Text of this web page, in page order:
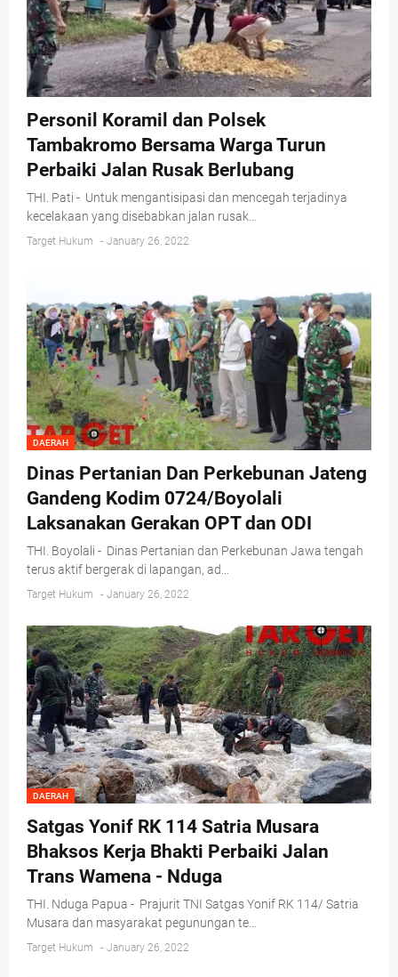
Personil Koramil dan Polsek
Tambakromo Bersama Warga Turun
Perbaiki Jalan Rusak Berlubang
THI. Pati - Untuk mengantisipasi dan mencegah terjadinya
kecelakaan yang disebabkan jalan rusak…
Target Hukum - January 26, 2022
DAERAH
Dinas Pertanian Dan Perkebunan Jateng
Gandeng Kodim 0724/Boyolali
Laksanakan Gerakan OPT dan ODI
THI. Boyolali - Dinas Pertanian dan Perkebunan Jawa tengah
terus aktif bergerak di lapangan, ad…
Target Hukum - January 26, 2022
DAERAH
Satgas Yonif RK 114 Satria Musara
Bhaksos Kerja Bhakti Perbaiki Jalan
Trans Wamena - Nduga
THI. Nduga Papua - Prajurit TNI Satgas Yonif RK 114/ Satria
Musara dan masyarakat pegunungan te…
Target Hukum - January 26, 2022